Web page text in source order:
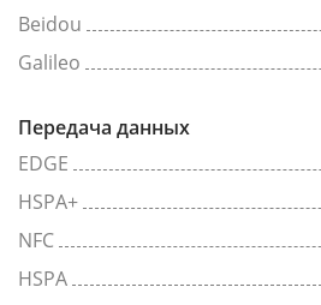
Beidou
Galileo
Передача данных
EDGE
HSPA+
NFC
HSPA